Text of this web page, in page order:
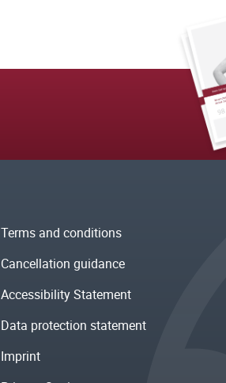
Terms and conditions
Cancellation guidance
Accessibility Statement
Data protection statement
Imprint